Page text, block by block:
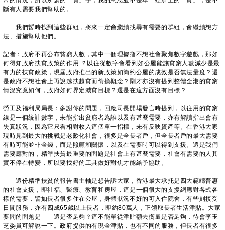
斷有人需要我們幫助的。
我們暫時找到這些群組，將來一定會繼續找尋有需要的群組，會繼續想方
法、措施幫助他們。
記者：政府不再公布貧窮人數，其中一個理據指不想社會聚焦數字遊戲，那如
何得知政府扶貧政策的作用 ？以往從數字會看到如公屋能讓貧窮人數減少是最
有力的扶貧政策，現屆政府推出的新政策如簡約公屋的成效是否無法量度？還
是政府不想社會上再說越扶越貧而偷換概念？剛才亦沒有提到整體全港的貧窮
情況究竟如何，政府如何界定減貧目標？還是在這方面沒有目標？
勞工及福利局局長：多謝你的問題，回應司長開場發言時提到，以往用的貧窮
線是一個統計數字，未能指出貧窮者為誰以及有甚麼需要，亦有解讀指出會有
失真狀況，因為它只看相對收入這個單一指標，未有反映資產等。在香港大家
現時見到最大的挑戰是老齡化社會，很多是全長者戶，但全長者戶的最大需要
有時可能並非金錢，而是照顧和關懷，以及在需要時可以得到支援。這是我們
需要應對的，精準扶貧最重要的問題是社會上有甚麼需要，社會有需要的人其
實不停在轉變，所以要找好的工具做好對焦才能給予協助。
這份精準扶貧的報告書主軸是想告訴大家，香港最大承托是四大範疇普惠
的社會支援，即社福、醫療、教育和房屋，這是一個很大的支援網應對各式各
樣的需要，譬如長者很多住在公屋，身體狀況不好的可入住院舍，有些則接受
日間服務，亦有四成65歲以上長者，即約80萬人，正領取長者生活津貼。大家
要問的問題是——這是否足夠？這不能單從津貼額去衡量是否足夠，待會李玉
芝委員可解說一下。政府提供的有現金津貼，也有不同的服務，但長者有很多